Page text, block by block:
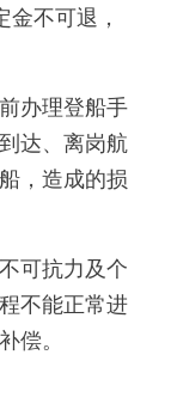
不可退，
办理登船手
达、离岗航
，造成的损
可抗力及个
不能正常进
偿。